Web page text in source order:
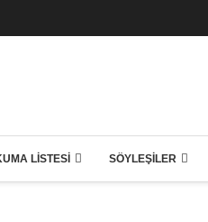
LISTESI SÖYLEŞILER